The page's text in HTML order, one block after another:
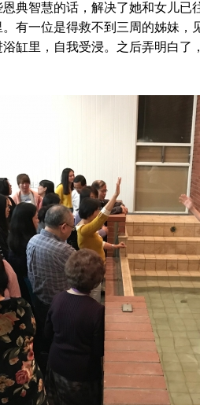
典智慧的话，解决了她和女儿已
有一位是得救不到三周的姊妹，
缸里，自我受浸。之后弄明白了